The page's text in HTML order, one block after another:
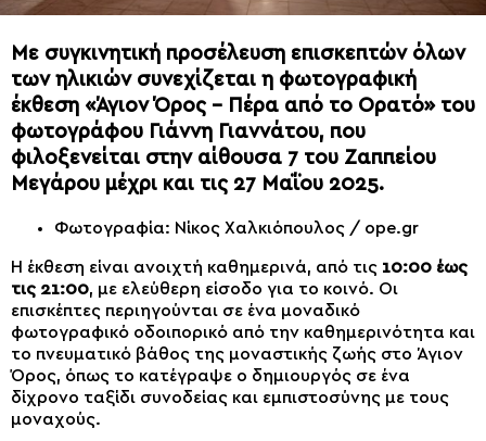
Με συγκινητική προσέλευση επισκεπτών όλων
των ηλικιών συνεχίζεται η φωτογραφική
έκθεση «Άγιον Όρος – Πέρα από το Ορατό» του
φωτογράφου Γιάννη Γιαννάτου, που
φιλοξενείται στην αίθουσα 7 του Ζαππείου
Μεγάρου μέχρι και τις 27 Μαΐου 2025.
Φωτογραφία: Νίκος Χαλκιόπουλος / ope.gr
Η έκθεση είναι ανοιχτή καθημερινά, από τις 10:00 έως
τις 21:00, με ελεύθερη είσοδο για το κοινό. Οι
επισκέπτες περιηγούνται σε ένα μοναδικό
φωτογραφικό οδοιπορικό από την καθημερινότητα και
το πνευματικό βάθος της μοναστικής ζωής στο Άγιον
Όρος, όπως το κατέγραψε ο δημιουργός σε ένα
δίχρονο ταξίδι συνοδείας και εμπιστοσύνης με τους
μοναχούς.